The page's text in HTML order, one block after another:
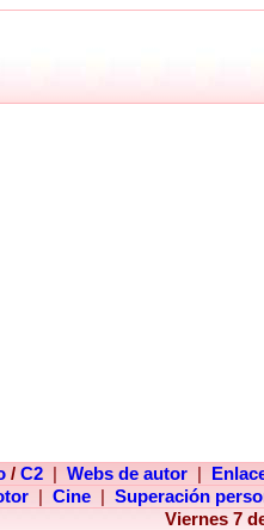
/ C2 Webs de autor
| Cine
Superación
Viernes 7